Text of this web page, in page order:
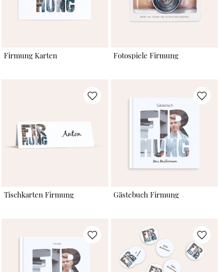
Firmung Karten Fotospiele Firmung
Tischkarten Firmung Gästebuch Firmung